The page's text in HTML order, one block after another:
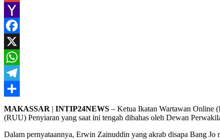
Gmail
Yahoo
Mail
Facebook
X
WhatsApp
Telegram
Share
MAKASSAR | INTIP24NEWS – Ketua Ikatan Wartawan Online
(RUU) Penyiaran yang saat ini tengah dibahas oleh Dewan
Dalam pernyataannya, Erwin Zainuddin yang akrab disapa Bang Jo